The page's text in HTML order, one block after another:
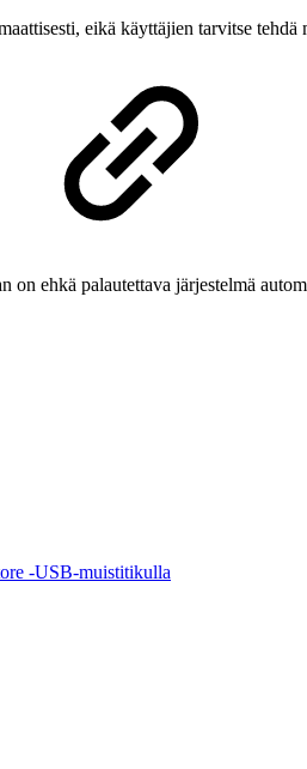
eikä käyttäjien tarvitse
ehkä palautettava järjestelmä
-USB-muistitikulla